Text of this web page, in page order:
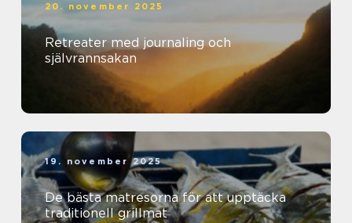
20. november 2025
Retreater med journaling och
självrannsakan
19. november 2025
De bästa matresorna för att upptäcka
traditionell grillmat